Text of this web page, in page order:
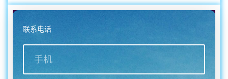
联系电话